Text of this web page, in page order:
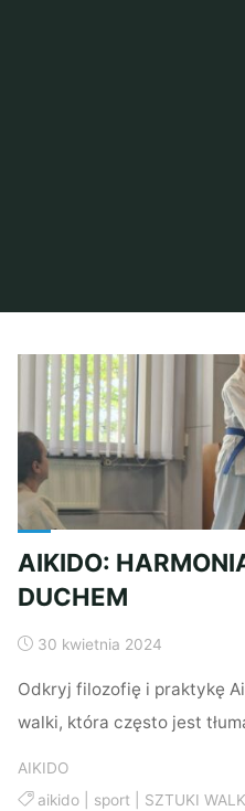
AIKIDO:
DUCHEM
30 kwietnia 2024
Odkryj filozofię i praktykę
walki, która często jest
AIKIDO
aikido| sport| SZTUKI